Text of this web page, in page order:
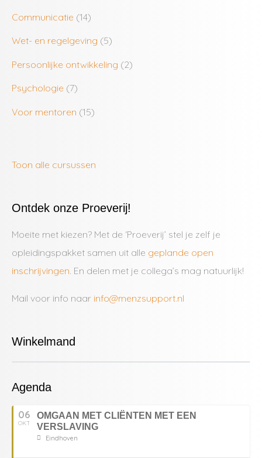
Communicatie (14)
Wet- en regelgeving (5)
Persoonlijke ontwikkeling (2)
Psychologie (7)
Voor mentoren (15)
Toon alle cursussen
Ontdek onze Proeverij!
Moeite met kiezen? Met de ‘Proeverij’ stel je zelf je
opleidingspakket samen uit alle geplande open
inschrijvingen . En delen met je collega’s mag natuurlijk!
Mail voor info naar info@menzsupport.nl
Winkelmand
Agenda
06
OKT
OMGAAN MET CLIËNTEN MET EEN
VERSLAVING
Eindhoven